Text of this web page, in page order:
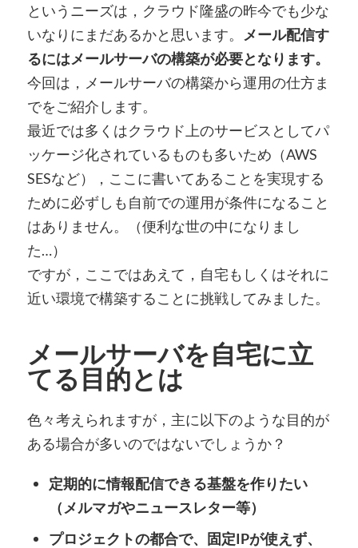
というニーズは，クラウド隆盛の昨今でも少な
いなりにまだあるかと思います。
メール配信す
るにはメールサーバの構築が必要となります。
今回は，メールサーバの構築から運用の仕方ま
でをご紹介します。
最近では多くはクラウド上のサービスとしてパ
ッケージ化されているものも多いため（AWS
SESなど），ここに書いてあることを実現する
ために必ずしも自前での運用が条件になること
はありません。（便利な世の中になりまし
た…）
ですが，ここではあえて，自宅もしくはそれに
近い環境で構築することに挑戦してみました。
メールサーバを自宅に立
てる目的とは
色々考えられますが，主に以下のような目的が
ある場合が多いのではないでしょうか？
定期的に情報配信できる基盤を作りたい
（メルマガやニュースレター等）
プロジェクトの都合で、固定IPが使えず、